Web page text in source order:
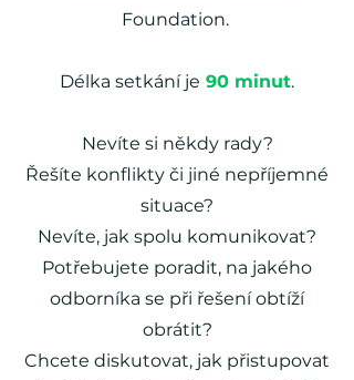
Foundation.
Délka setkání je 90 minut.
Nevíte si někdy rady?
Řešíte konflikty či jiné nepříjemné
situace?
Nevíte, jak spolu komunikovat?
Potřebujete poradit, na jakého
odborníka se při řešení obtíží
obrátit?
Chcete diskutovat, jak přistupovat